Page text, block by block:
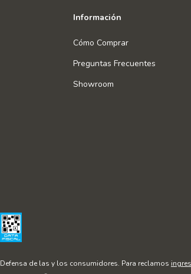
Información
Cómo Comprar
Preguntas Frecuentes
Showroom
Defensa de las y los consumidores. Para reclamos